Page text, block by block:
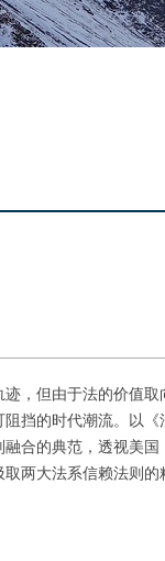
，但由于法的价值
挡的时代潮流。以
合的典范，透视美
两大法系信赖法则的